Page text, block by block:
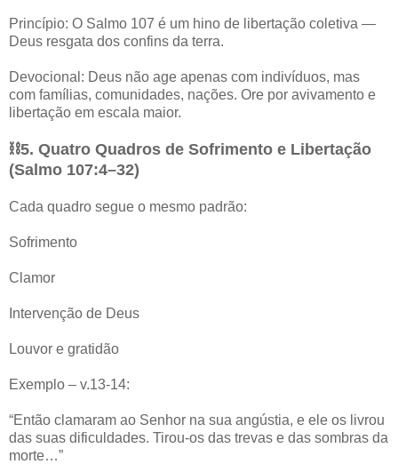
Princípio: O Salmo 107 é um hino de libertação coletiva —
Deus resgata dos confins da terra.
Devocional: Deus não age apenas com indivíduos, mas
com famílias, comunidades, nações. Ore por avivamento e
libertação em escala maior.
⛓️5. Quatro Quadros de Sofrimento e Libertação
(Salmo 107:4–32)
Cada quadro segue o mesmo padrão:
Sofrimento
Clamor
Intervenção de Deus
Louvor e gratidão
Exemplo – v.13-14:
“Então clamaram ao Senhor na sua angústia, e ele os livrou
das suas dificuldades. Tirou-os das trevas e das sombras da
morte…”